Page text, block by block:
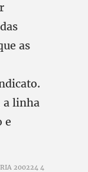
as
a linha
e
200224 4